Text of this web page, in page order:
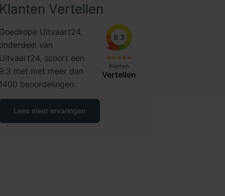
Vertellen
Uitvaart24,
van
scoort een
met met meer dan
beoordelingen.
9.3
Klanten
Vertellen
Lees meer ervaringen